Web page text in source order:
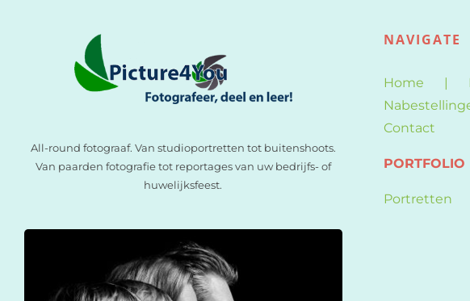
All-round fotograaf. Van studioportretten tot buitenshoots.
Van paarden fotografie tot reportages van uw bedrijfs- of
huwelijksfeest.
NAVIGATE
Home
Contact
PORTFOLIO
Portretten